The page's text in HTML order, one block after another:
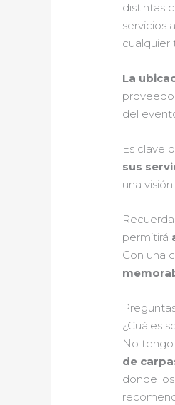
distintas
servicios
cualquier
La
del
Es clave
sus
una
permitirá
Con una
¿Cuáles
No tengo
de
donde